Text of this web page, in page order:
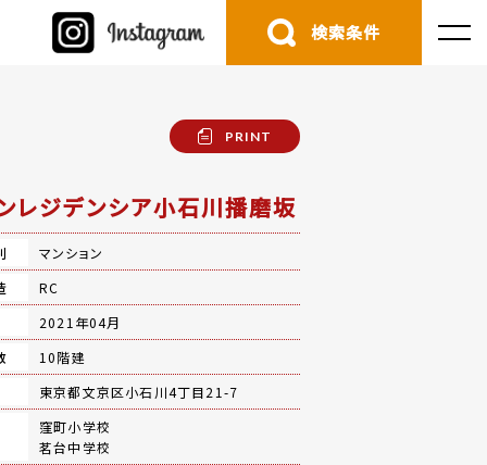
検索条件
PRINT
レジデンシア小石川播磨坂
マンション
RC
2021年04月
10階建
東京都文京区小石川4丁目21-7
窪町小学校
茗台中学校